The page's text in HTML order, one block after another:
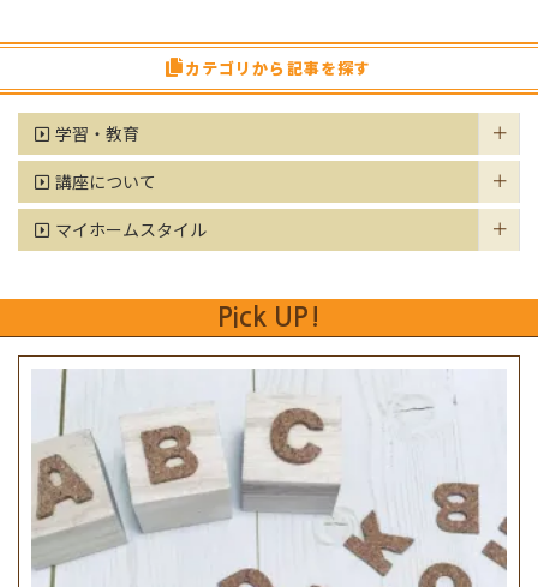
カテゴリから記事を探す
学習・教育
講座について
マイホームスタイル
Pick UP!